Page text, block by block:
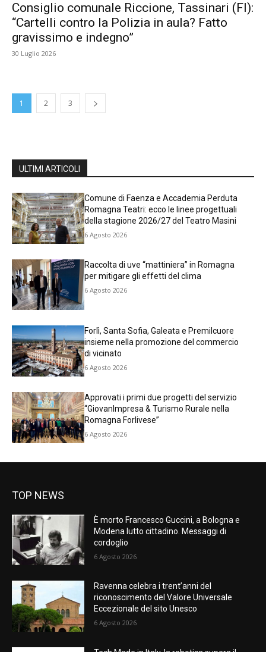
Consiglio comunale Riccione, Tassinari (FI):
“Cartelli contro la Polizia in aula? Fatto
gravissimo e indegno”
30 Luglio 2026
1 2 3
ULTIMI ARTICOLI
Comune di Faenza e Accademia Perduta
Romagna Teatri: ecco le linee progettuali
della stagione 2026/27 del Teatro Masini
6 Agosto 2026
Raccolta di uve “mattiniera” in Romagna
per mitigare gli effetti del clima
6 Agosto 2026
Forlì, Santa Sofia, Galeata e Premilcuore
insieme nella promozione del commercio
di vicinato
6 Agosto 2026
Approvati i primi due progetti del servizio
“GiovanImpresa & Turismo Rurale nella
Romagna Forlivese”
6 Agosto 2026
TOP NEWS
È morto Francesco Guccini, a Bologna e
Modena lutto cittadino. Messaggi di
cordoglio
6 Agosto 2026
Ravenna celebra i trent’anni del
riconoscimento del Valore Universale
Eccezionale del sito Unesco
6 Agosto 2026